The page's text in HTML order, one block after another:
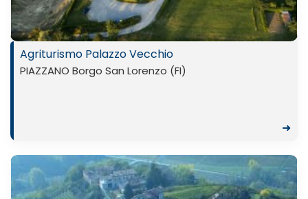
Agriturismo Palazzo Vecchio
PIAZZANO Borgo San Lorenzo (FI)
➜